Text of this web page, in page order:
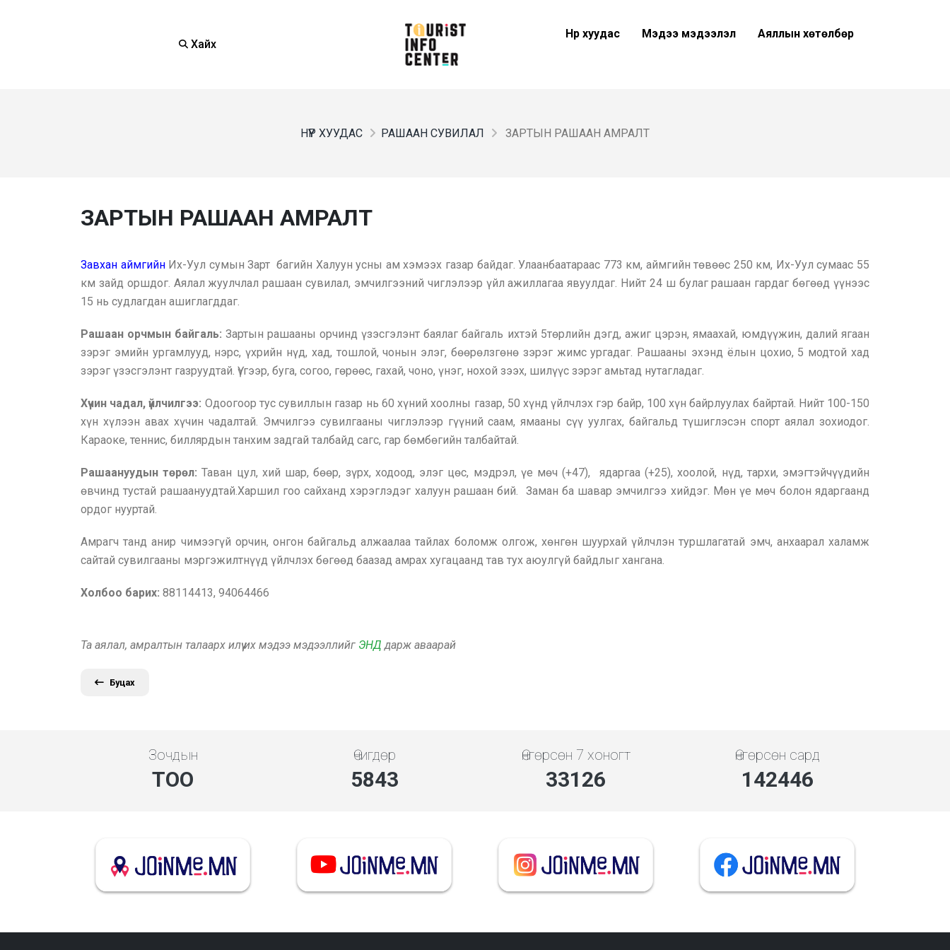
Хайх
Нүүр хуудас Мэдээ мэдээлэл Аяллын хөтөлбөр
НҮҮР ХУУДАС РАШААН СУВИЛАЛ ЗАРТЫН РАШААН АМРАЛТ
ЗАРТЫН РАШААН АМРАЛТ
Завхан аймгийнИх-Уул сумын Зарт багийн Халуун усны ам хэмээх газар байдаг. Улаанбаатараас 773 км, аймгийн төвөөс 250 км, Их-Уул сумаас 55
км зайд оршдог. Аялал жуулчлал рашаан сувилал, эмчилгээний чиглэлээр үйл ажиллагаа явуулдаг. Нийт 24 ш булаг рашаан гардаг бөгөөд үүнээс
15 нь судлагдан ашиглагддаг.
Рашаан орчмын байгаль:Зартын рашааны орчинд үзэсгэлэнт баялаг байгаль ихтэй 5төрлийн дэгд, ажиг цэрэн, ямаахай, юмдүүжин, далий ягаан
зэрэг эмийн ургамлууд, нэрс, үхрийн нүд, хад, тошлой, чонын элэг, бөөрөлзгөнө зэрэг жимс ургадаг. Рашааны эхэнд ёлын цохио, 5 модтой хад
зэрэг үзэсгэлэнт газруудтай. Үүгээр, буга, согоо, гөрөөс, гахай, чоно, үнэг, нохой зээх, шилүүс зэрэг амьтад нутагладаг.
Хүчин чадал, үйлчилгээ: Одоогоор тус сувиллын газар нь 60 хүний хоолны газар, 50 хүнд үйлчлэх гэр байр, 100 хүн байрлуулах байртай. Нийт 100-150
хүн хүлээн авах хүчин чадалтай. Эмчилгээ сувилгааны чиглэлээр гүүний саам, ямааны сүү уулгах, байгальд түшиглэсэн спорт аялал зохиодог.
Караоке, теннис, биллярдын танхим задгай талбайд сагс, гар бөмбөгийн талбайтай.
Рашаануудын төрөл:Таван цул, хий шар, бөөр, зүрх, ходоод, элэг цөс, мэдрэл, үе мөч (+47), ядаргаа (+25), хоолой, нүд, тархи, эмэгтэйчүүдийн
өвчинд тустай рашаануудтай.Харшил гоо сайханд хэрэглэдэг халуун рашаан бий. Заман ба шавар эмчилгээ хийдэг. Мөн үе мөч болон ядаргаанд
ордог нууртай.
Амрагч танд анир чимээгүй орчин, онгон байгальд алжаалаа тайлах боломж олгож, хөнгөн шуурхай үйлчлэн туршлагатай эмч, анхаарал халамж
сайтай сувилгааны мэргэжилтнүүд үйлчлэх бөгөөд баазад амрах хугацаанд тав тух аюулгүй байдлыг хангана.
Холбоо барих: 88114413, 94064466
Та аялал, амралтын талаарх илүү их мэдээ мэдээллийг ЭНД дарж аваарай
Буцах
Зочдын
ТОО
Өчигдөр
5843
Өнгөрсөн 7 хоногт
33126
Өнгөрсөн сард
142446